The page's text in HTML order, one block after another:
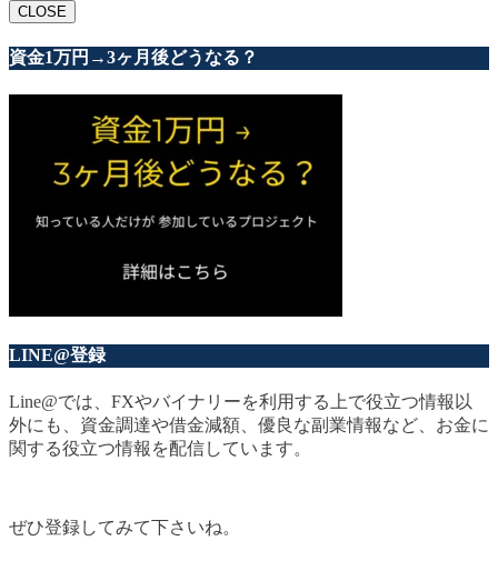
CLOSE
資金1万円→3ヶ月後どうなる？
LINE@登録
Line@では、FXやバイナリーを利用する上で役立つ情報以
外にも、資金調達や借金減額、優良な副業情報など、お金に
関する役立つ情報を配信しています。
ぜひ登録してみて下さいね。